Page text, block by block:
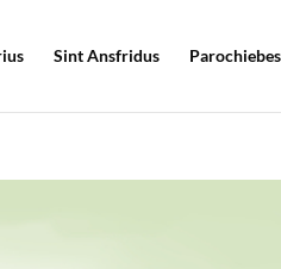
Sint Ansfridus